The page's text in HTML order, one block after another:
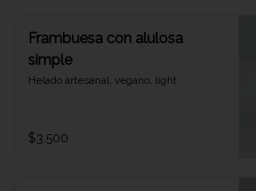
Frambuesa con alulosa
simple
Helado artesanal, vegano, light
$3.500